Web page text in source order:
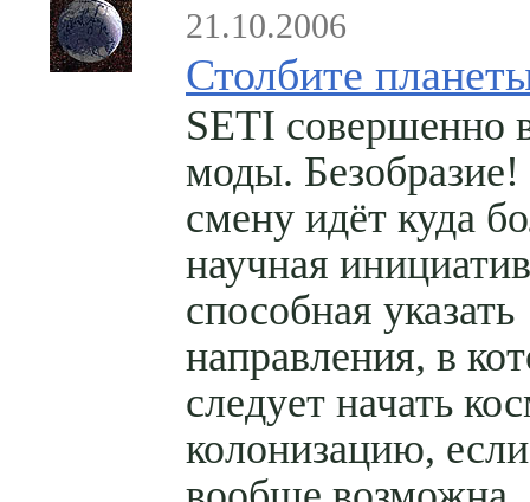
21.10.2006
Столбите
SETI совершенно
моды.
смену идёт куда
научная
способная указать
направления, в
следует начать
колонизацию,